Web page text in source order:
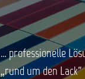
… professionelle
„rund um den Lack“
Finish